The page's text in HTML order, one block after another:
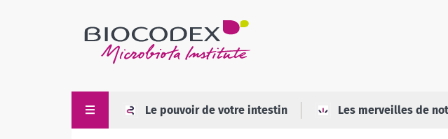
Le pouvoir de votre intestin Les merveilles de